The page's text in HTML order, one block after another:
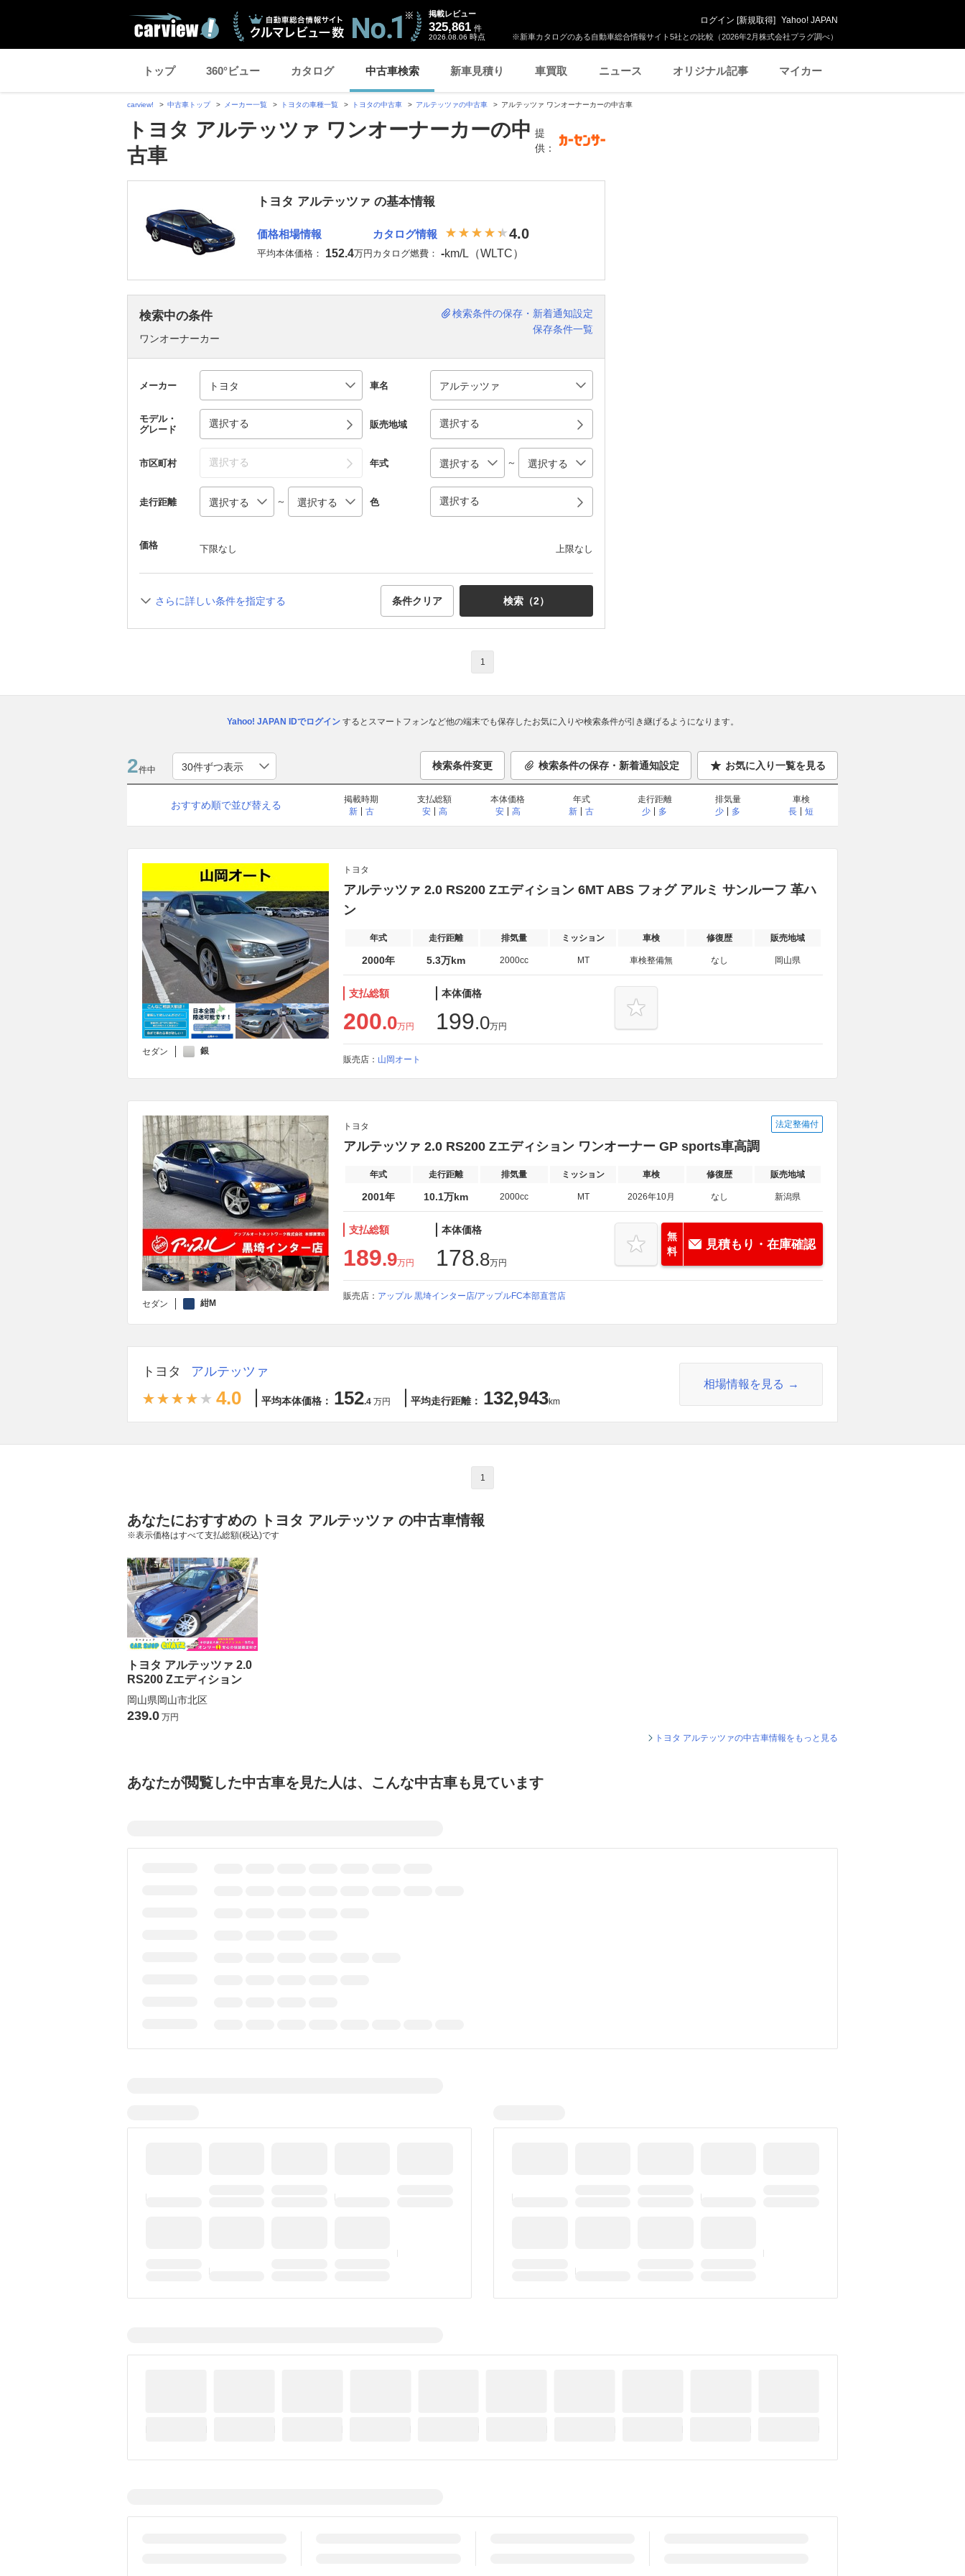
※新車カタログのある自動車総合情報サイト5社との比較（2026年2月株式会社プラグ調べ）
掲載レビュー
325,861 件
2026.08.06 時点
ログイン [新規取得] Yahoo! JAPAN
トップ 360°ビュー カタログ 中古車検索 新車見積り 車買取 ニュース オリジナル記事 マイカー
carview! 中古車トップ メーカー一覧 トヨタの車種一覧 トヨタの中古車 アルテッツァの中古車 アルテッツァ ワンオーナーカーの中古車
トヨタ アルテッツァ ワンオーナーカーの中
古車
提
供：
トヨタ アルテッツァ の基本情報
価格相場情報
平均本体価格： 152.4万円
カタログ情報 4.0
カタログ燃費： -km/L（WLTC）
検索中の条件
ワンオーナーカー
検索条件の保存・新着通知設定
保存条件一覧
メーカー 車名
モデル・
グレード
選択する 販売地域 選択する
市区町村 選択する 年式 ～
走行距離 ～ 色 選択する
価格 下限なし 上限なし
さらに詳しい条件を指定する 条件クリア 検索（2）
1
Yahoo! JAPAN IDでログインするとスマートフォンなど他の端末でも保存したお気に入りや検索条件が引き継げるようになります。
2件中 検索条件変更 検索条件の保存・新着通知設定 お気に入り一覧を見る
おすすめ順で並び替える
掲載時期
新
古
支払総額
安
高
本体価格
安
高
年式
新
古
走行距離
少
多
排気量
少
多
車検
長
短
セダン 銀
トヨタ
アルテッツァ 2.0 RS200 Zエディション 6MT ABS フォグ アルミ サンルーフ 革ハ
ン
年式 走行距離 排気量 ミッション 車検 修復歴 販売地域
2000年 5.3万km 2000cc MT 車検整備無 なし 岡山県
支払総額
200.0万円
本体価格
199.0万円
販売店： 山岡オート
セダン 紺M
トヨタ 法定整備付
アルテッツァ 2.0 RS200 Zエディション ワンオーナー GP sports車高調
年式 走行距離 排気量 ミッション 車検 修復歴 販売地域
2001年 10.1万km 2000cc MT 2026年10月 なし 新潟県
支払総額
189.9万円
本体価格
178.8万円
無
料
見積もり・在庫確認
販売店： アップル 黒埼インター店/アップルFC本部直営店
トヨタ アルテッツァ
4.0 平均本体価格： 152.4 万円 平均走行距離： 132,943km
相場情報を見る
1
あなたにおすすめの トヨタ アルテッツァ の中古車情報
※表示価格はすべて支払総額(税込)です
トヨタ アルテッツァ 2.0
RS200 Zエディション
岡山県岡山市北区
239.0 万円
トヨタ アルテッツァの中古車情報をもっと見る
あなたが閲覧した中古車を見た人は、こんな中古車も見ています